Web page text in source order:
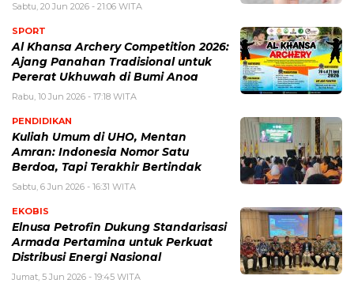
Sabtu, 20 Jun 2026 - 21:06 WITA
SPORT
Al Khansa Archery Competition 2026:
Ajang Panahan Tradisional untuk
Pererat Ukhuwah di Bumi Anoa
Rabu, 10 Jun 2026 - 17:18 WITA
PENDIDIKAN
Kuliah Umum di UHO, Mentan
Amran: Indonesia Nomor Satu
Berdoa, Tapi Terakhir Bertindak
Sabtu, 6 Jun 2026 - 16:31 WITA
EKOBIS
Elnusa Petrofin Dukung Standarisasi
Armada Pertamina untuk Perkuat
Distribusi Energi Nasional
Jumat, 5 Jun 2026 - 19:45 WITA